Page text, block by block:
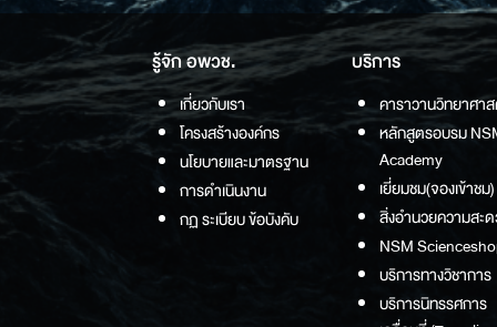
รู้จัก อพวช.
เกี่ยวกับเรา
โครงสร้างองค์กร
นโยบายและมาตรฐาน
การดำเนินงาน
กฏ ระเบียบ ข้อบังคับ
บริการ
คาราวานวิทยาศา
หลักสูตรอบรม
Academy
เยี่ยมชม(จองเข้าชม)
สิ่งอำนวยความสะ
NSM
บริการทางวิชาการ
บริการนิทรรศการ